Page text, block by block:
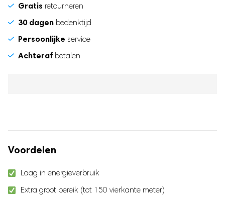
Gratis retourneren
30 dagen bedenktijd
Persoonlijke service
Achteraf betalen
Voordelen
Laag in energieverbruik
Extra groot bereik (tot 150 vierkante meter)